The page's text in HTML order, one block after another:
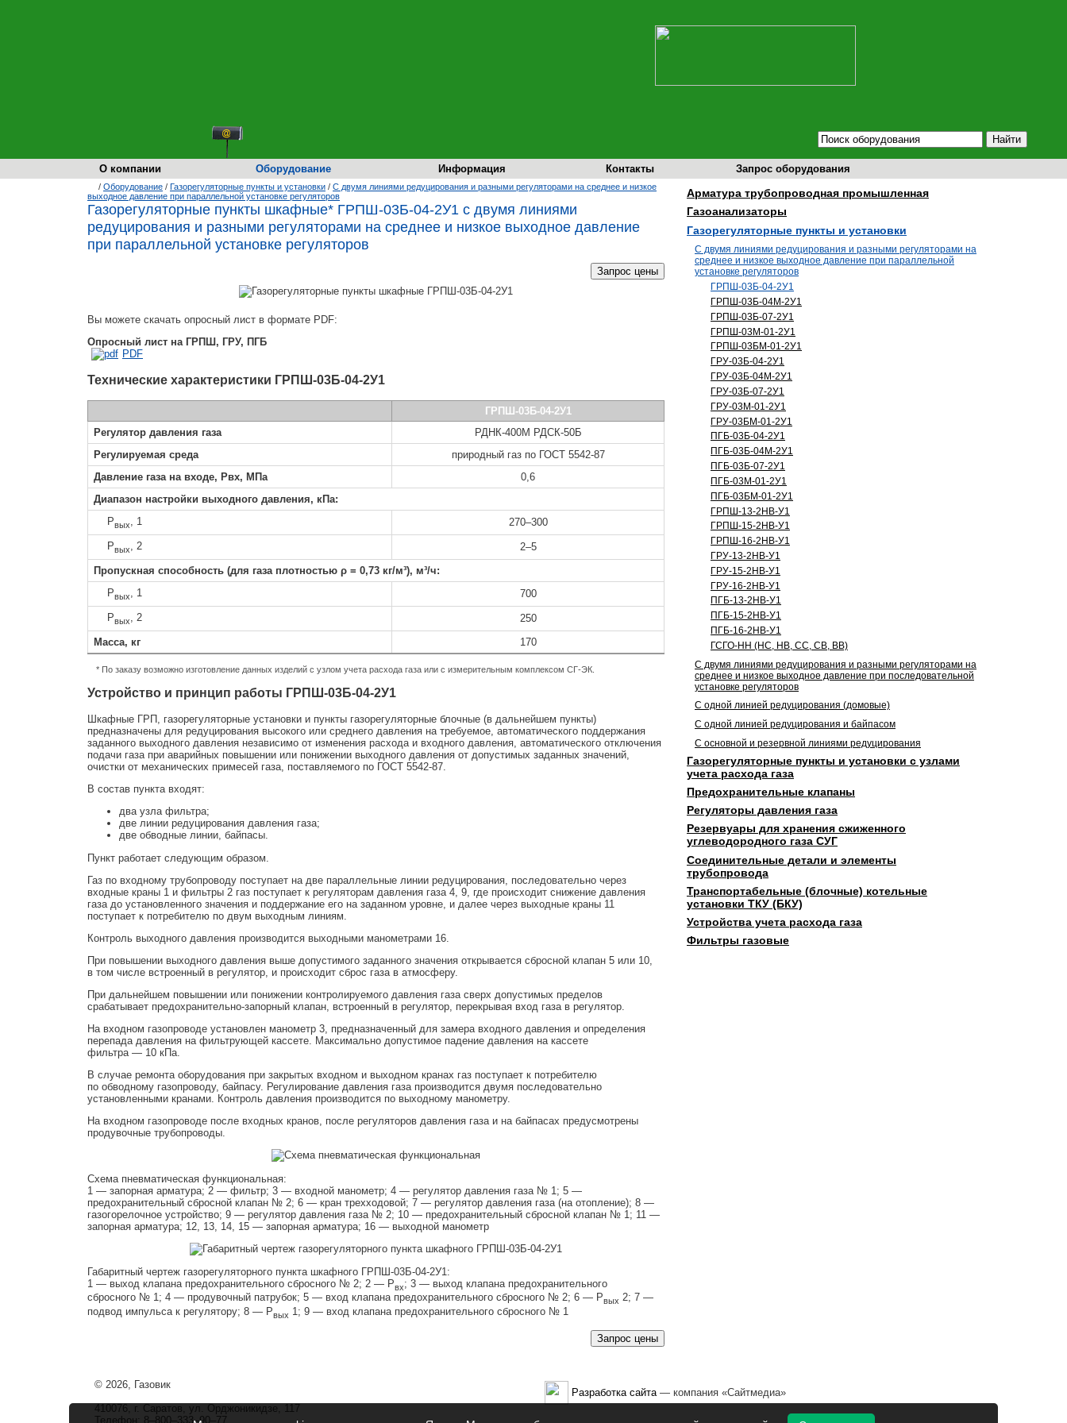
О компании Оборудование Информация Контакты Запрос оборудования
/ Оборудование / Газорегуляторные пункты и установки / С двумя линиями редуцирования и разными регуляторами на среднее и низкое
выходное давление при параллельной установке регуляторов
Газорегуляторные пункты шкафные* ГРПШ-03Б-04-2У1 с двумя линиями
редуцирования и разными регуляторами на среднее и низкое выходное давление
при параллельной установке регуляторов
Вы можете скачать опросный лист в формате PDF:
Опросный лист на ГРПШ, ГРУ, ПГБ
PDF
Технические характеристики ГРПШ-03Б-04-2У1
ГРПШ-03Б-04-2У1
Регулятор давления газа
РДНК-400М РДСК-50Б
Регулируемая среда
природный газ по ГОСТ 5542-87
Давление газа на входе, Рвх, МПа
0,6
Диапазон настройки выходного давления, кПа:
Рвых , 1
270–300
Рвых , 2
2–5
Пропускная способность (для газа плотностью ρ = 0,73 кг/м³), м³/ч:
Рвых , 1
700
Рвых , 2
250
Масса, кг
170
* По заказу возможно изготовление данных изделий с узлом учета расхода газа или с измерительным комплексом СГ-ЭК.
Устройство и принцип работы ГРПШ-03Б-04-2У1
Шкафные ГРП, газорегуляторные установки и пункты газорегуляторные блочные (в дальнейшем пункты)
предназначены для редуцирования высокого или среднего давления на требуемое, автоматического поддержания
заданного выходного давления независимо от изменения расхода и входного давления, автоматического отключения
подачи газа при аварийных повышении или понижении выходного давления от допустимых заданных значений,
очистки от механических примесей газа, поставляемого по ГОСТ 5542-87.
В состав пункта входят:
два узла фильтра;
две линии редуцирования давления газа;
две обводные линии, байпасы.
Пункт работает следующим образом.
Газ по входному трубопроводу поступает на две параллельные линии редуцирования, последовательно через
входные краны 1 и фильтры 2 газ поступает к регуляторам давления газа 4, 9, где происходит снижение давления
газа до установленного значения и поддержание его на заданном уровне, и далее через выходные краны 11
поступает к потребителю по двум выходным линиям.
Контроль выходного давления производится выходными манометрами 16.
При повышении выходного давления выше допустимого заданного значения открывается сбросной клапан 5 или 10,
в том числе встроенный в регулятор, и происходит сброс газа в атмосферу.
При дальнейшем повышении или понижении контролируемого давления газа сверх допустимых пределов
срабатывает предохранительно-запорный клапан, встроенный в регулятор, перекрывая вход газа в регулятор.
На входном газопроводе установлен манометр 3, предназначенный для замера входного давления и определения
перепада давления на фильтрующей кассете. Максимально допустимое падение давления на кассете
фильтра — 10 кПа.
В случае ремонта оборудования при закрытых входном и выходном кранах газ поступает к потребителю
по обводному газопроводу, байпасу. Регулирование давления газа производится двумя последовательно
установленными кранами. Контроль давления производится по выходному манометру.
На входном газопроводе после входных кранов, после регуляторов давления газа и на байпасах предусмотрены
продувочные трубопроводы.
Схема пневматическая функциональная:
1 — запорная арматура; 2 — фильтр; 3 — входной манометр; 4 — регулятор давления газа № 1; 5 —
предохранительный сбросной клапан № 2; 6 — кран трехходовой; 7 — регулятор давления газа (на отопление); 8 —
газогорелочное устройство; 9 — регулятор давления газа № 2; 10 — предохранительный сбросной клапан № 1; 11 —
запорная арматура; 12, 13, 14, 15 — запорная арматура; 16 — выходной манометр
Габаритный чертеж газорегуляторного пункта шкафного ГРПШ-03Б-04-2У1:
1 — выход клапана предохранительного сбросного № 2; 2 — Рвх; 3 — выход клапана предохранительного
сбросного № 1; 4 — продувочный патрубок; 5 — вход клапана предохранительного сбросного № 2; 6 — Рвых 2; 7 —
подвод импульса к регулятору; 8 — Рвых 1; 9 — вход клапана предохранительного сбросного № 1
Арматура трубопроводная промышленная
Газоанализаторы
Газорегуляторные пункты и установки
С двумя линиями редуцирования и разными регуляторами на
среднее и низкое выходное давление при параллельной
установке регуляторов
ГРПШ-03Б-04-2У1
ГРПШ-03Б-04М-2У1
ГРПШ-03Б-07-2У1
ГРПШ-03М-01-2У1
ГРПШ-03БМ-01-2У1
ГРУ-03Б-04-2У1
ГРУ-03Б-04М-2У1
ГРУ-03Б-07-2У1
ГРУ-03М-01-2У1
ГРУ-03БМ-01-2У1
ПГБ-03Б-04-2У1
ПГБ-03Б-04М-2У1
ПГБ-03Б-07-2У1
ПГБ-03М-01-2У1
ПГБ-03БМ-01-2У1
ГРПШ-13-2НВ-У1
ГРПШ-15-2НВ-У1
ГРПШ-16-2НВ-У1
ГРУ-13-2НВ-У1
ГРУ-15-2НВ-У1
ГРУ-16-2НВ-У1
ПГБ-13-2НВ-У1
ПГБ-15-2НВ-У1
ПГБ-16-2НВ-У1
ГСГО-НН (НС, НВ, СС, СВ, ВВ)
С двумя линиями редуцирования и разными регуляторами на
среднее и низкое выходное давление при последовательной
установке регуляторов
С одной линией редуцирования (домовые)
С одной линией редуцирования и байпасом
С основной и резервной линиями редуцирования
Газорегуляторные пункты и установки с узлами
учета расхода газа
Предохранительные клапаны
Регуляторы давления газа
Резервуары для хранения сжиженного
углеводородного газа СУГ
Соединительные детали и элементы
трубопровода
Транспортабельные (блочные) котельные
установки ТКУ (БКУ)
Устройства учета расхода газа
Фильтры газовые
© 2026, Газовик
410076, г. Саратов, ул. Орджоникидзе, 117
Телефон: 8–800–333–90–77
Разработка сайта— компания «Сайтмедиа»